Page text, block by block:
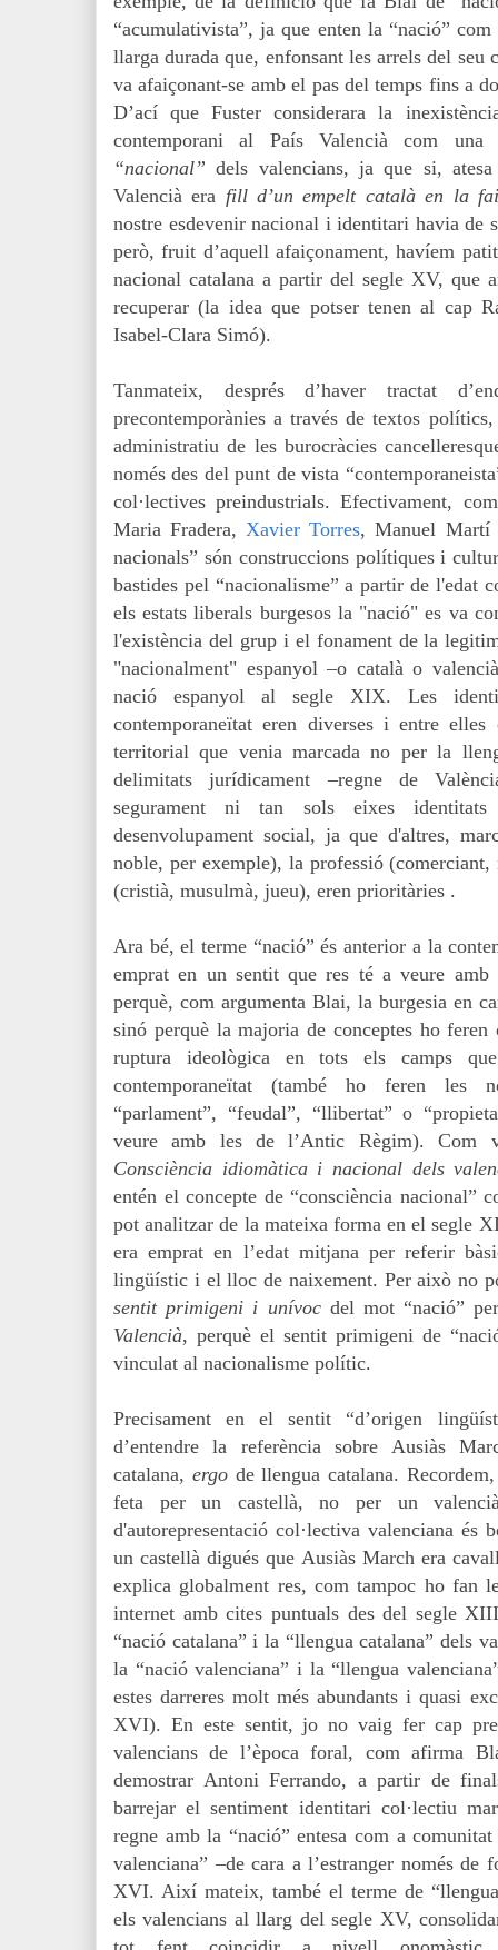
“acumulativista”, ja que enten la “nació” com
llarga durada que, enfonsant les arrels del seu
va afaiçonant-se amb el pas del temps fins a
D’ací que Fuster considerara la
contemporani al País Valencià com una
“nacional”dels valencians, ja que si,
Valencià era fill d’un empelt català en la
nostre esdevenir nacional i identitari havia de
però, fruit d’aquell afaiçonament, havíem
nacional catalana a partir del segle XV, que
recuperar (la idea que potser tenen al cap
Isabel-Clara Simó).
Tanmateix, després d’haver tractat
precontemporànies a través de textos
administratiu de les burocràcies
només des del punt de vista
col·lectives preindustrials. Efectivament,
Maria Fradera,Xavier Torres, Manuel Martí
nacionals” són construccions polítiques i
bastides pel “nacionalisme” a partir de l'edat
els estats liberals burgesos la "nació" es va
l'existència del grup i el fonament de la
"nacionalment" espanyol–o català o
nació espanyol al segle XIX. Les
contemporaneïtat eren diverses i entre
territorial que venia marcada no per la
delimitats jurídicament –regne de
segurament ni tan sols eixes
desenvolupament social, ja que d'altres,
noble, per exemple), la professió
(cristià, musulmà, jueu), eren prioritàries .
Ara bé, el terme “nació” és anterior a la
emprat en un sentit que res té a veure
perquè, com argumenta Blai, la burgesia en
sinó perquè la majoria de conceptes ho
ruptura ideològica en tots els camps
contemporaneïtat (també ho feren les
“parlament”, “feudal”, “llibertat” o
veure amb les de l’Antic Règim). Com
Consciència idiomàtica i nacional dels
entén el concepte de “consciència nacional”
pot analitzar de la mateixa forma en el segle
era emprat en l’edat mitjana per referir
lingüístic i el lloc de naixement. Per això no
sentit primigeni i unívoc del mot “nació”
Valencià, perquè el sentit primigeni de
vinculat al nacionalisme polític.
Precisament en el sentit “d’origen
d’entendre la referència sobre Ausiàs
catalana, ergo de llengua catalana.
feta per un castellà, no per un
d'autorepresentació col·lectiva valenciana
un castellà digués que Ausiàs March era
explica globalment res, com tampoc ho fan
internet amb cites puntuals des del segle
“nació catalana” i la “llengua catalana” dels
la “nació valenciana” i la “llengua
estes darreres molt més abundants i quasi
XVI). En este sentit, jo no vaig fer cap
valencians de l’època foral, com afirma
demostrar Antoni Ferrando, a partir de
barrejar el sentiment identitari col·lectiu
regne amb la “nació” entesa com a
valenciana” –de cara a l’estranger només
XVI. Així mateix, també el terme de “llengua
els valencians al llarg del segle XV,